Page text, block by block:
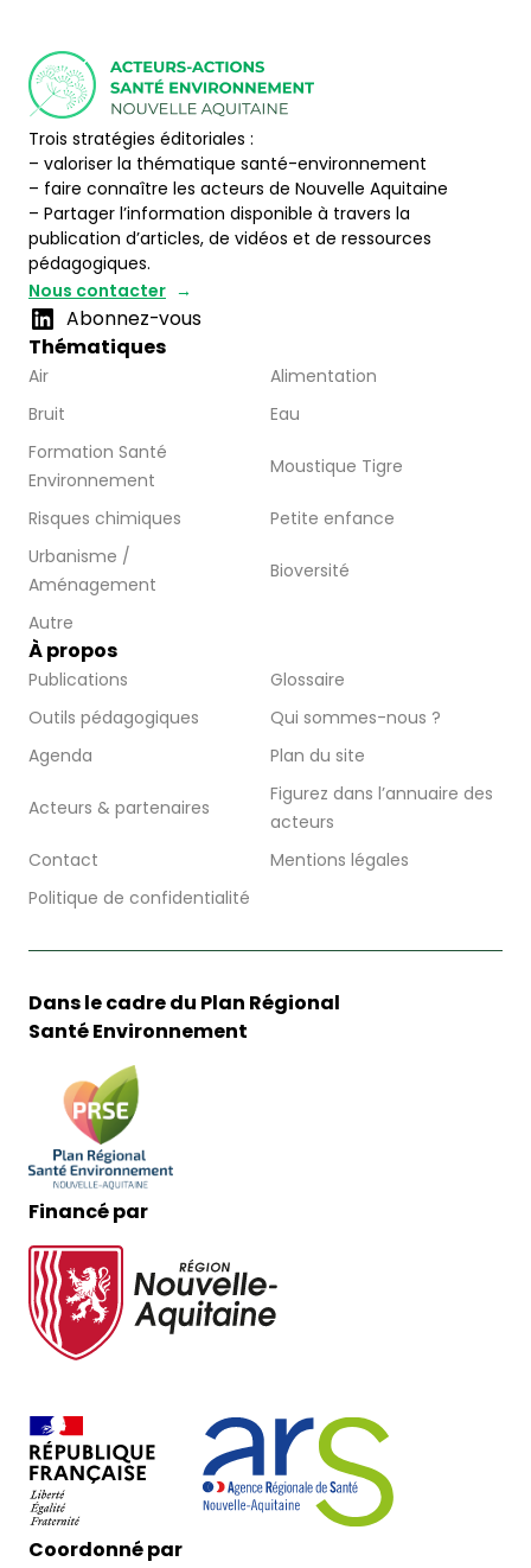
Trois stratégies éditoriales :
– valoriser la thématique santé-environnement
– faire connaître les acteurs de Nouvelle Aquitaine
– Partager l’information disponible à travers la
publication d’articles, de vidéos et de ressources
pédagogiques.
Nous contacter
Abonnez-vous
Thématiques
Air
Alimentation
Bruit
Eau
Formation Santé
Environnement
Moustique Tigre
Risques chimiques
Petite enfance
Urbanisme /
Aménagement
Bioversité
Autre
À propos
Publications
Glossaire
Outils pédagogiques
Qui sommes-nous ?
Agenda
Plan du site
Acteurs & partenaires
Figurez dans l’annuaire des
acteurs
Contact
Mentions légales
Politique de confidentialité
Dans le cadre du Plan Régional
Santé Environnement
Financé par
Coordonné par